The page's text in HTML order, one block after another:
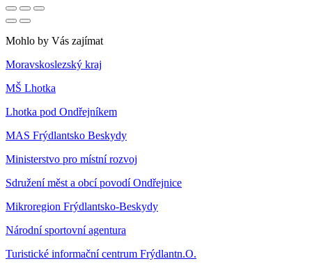
Mohlo by Vás zajímat
Moravskoslezský kraj
MŠ Lhotka
Lhotka pod Ondřejníkem
MAS Frýdlantsko Beskydy
Ministerstvo pro místní rozvoj
Sdružení měst a obcí povodí Ondřejnice
Mikroregion Frýdlantsko-Beskydy
Národní sportovní agentura
Turistické informační centrum Frýdlantn.O.